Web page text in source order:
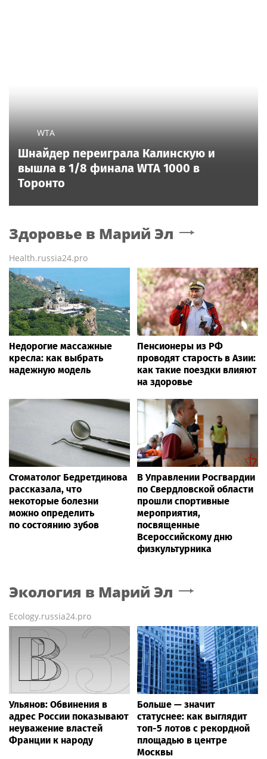
WTA
Шнайдер переиграла Калинскую и
вышла в 1/8 финала WTA 1000 в
Торонто
Здоровье в Марий Эл
Health.russia24.pro
Недорогие массажные
кресла: как выбрать
надежную модель
Пенсионеры из РФ
проводят старость в Азии:
как такие поездки влияют
на здоровье
Стоматолог Бедретдинова
рассказала, что
некоторые болезни
можно определить
по состоянию зубов
В Управлении Росгвардии
по Свердловской области
прошли спортивные
мероприятия,
посвященные
Всероссийскому дню
физкультурника
Экология в Марий Эл
Ecology.russia24.pro
Ульянов: Обвинения в
адрес России показывают
неуважение властей
Франции к народу
Больше — значит
статуснее: как выглядит
топ-5 лотов с рекордной
площадью в центре
Москвы